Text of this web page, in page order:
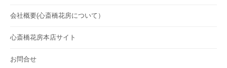
会社概要(心斎橋花房について）
心斎橋花房本店サイト
お問合せ